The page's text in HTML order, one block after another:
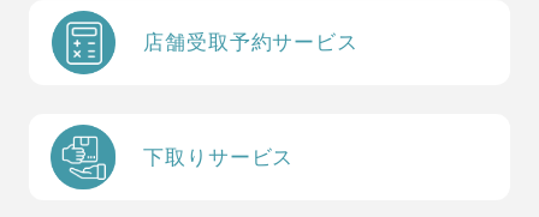
店舗受取予約サービス
下取りサービス